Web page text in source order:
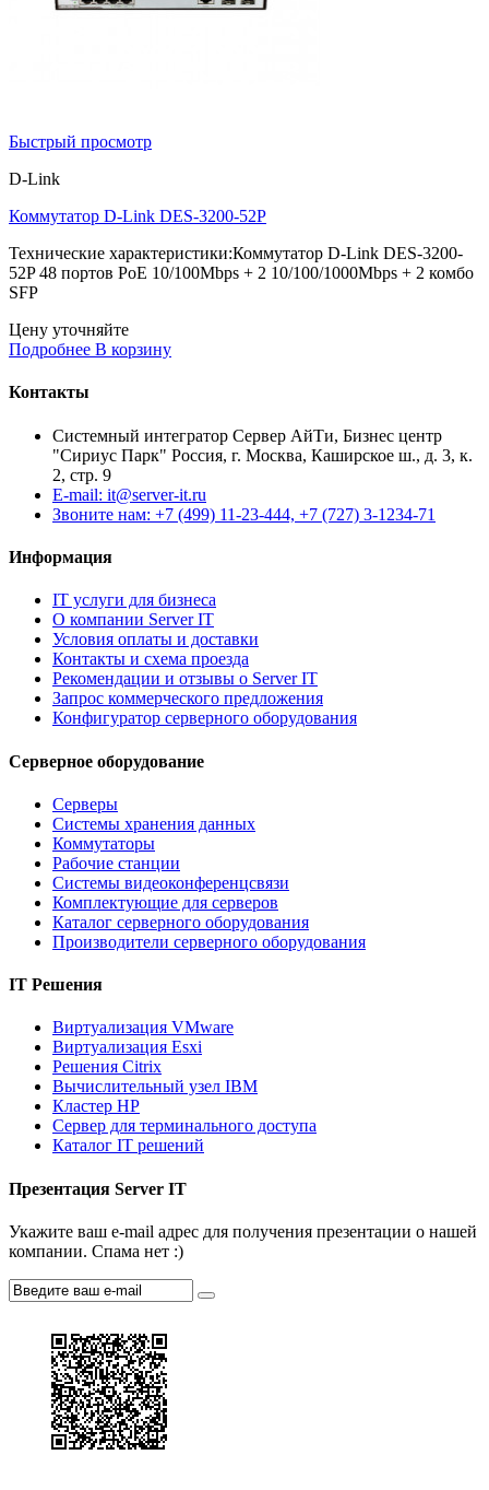
Быстрый просмотр
D-Link
Коммутатор D-Link DES-3200-52P
Технические характеристики:Коммутатор D-Link DES-3200-
52P 48 портов PoE 10/100Mbps + 2 10/100/1000Mbps + 2 комбо
SFP
Цену уточняйте
Подробнее В корзину
Контакты
Системный интегратор Сервер АйТи, Бизнес центр
"Сириус Парк" Россия, г. Москва, Каширское ш., д. 3, к.
2, стр. 9
E-mail: it@server-it.ru
Звоните нам: +7 (499) 11-23-444, +7 (727) 3-1234-71
Информация
IT услуги для бизнеса
О компании Server IT
Условия оплаты и доставки
Контакты и схема проезда
Рекомендации и отзывы о Server IT
Запрос коммерческого предложения
Конфигуратор серверного оборудования
Серверное оборудование
Серверы
Системы хранения данных
Коммутаторы
Рабочие станции
Системы видеоконференцсвязи
Комплектующие для серверов
Каталог серверного оборудования
Производители серверного оборудования
IT Решения
Виртуализация VMware
Виртуализация Esxi
Решения Citrix
Вычислительный узел IBM
Кластер HP
Сервер для терминального доступа
Каталог IT решений
Презентация Server IT
Укажите ваш e-mail адрес для получения презентации о нашей
компании. Спама нет :)